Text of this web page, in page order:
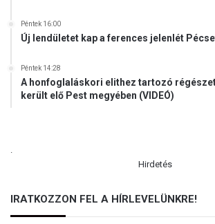
Péntek 16:00
Új lendületet kap a ferences jelenlét
Péntek 14:28
A honfoglaláskori elithez tartozó
került elő Pest megyében (VIDEÓ)
Hirdetés
IRATKOZZON FEL A HÍRLEVELÜNKRE!